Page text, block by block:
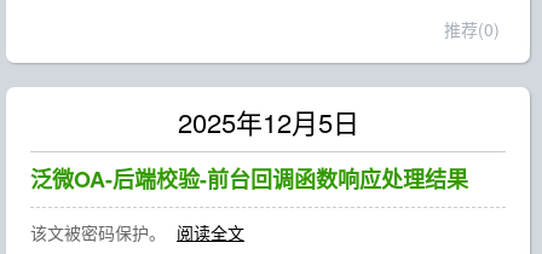
推荐(0)
2025年12月5日
泛微OA-后端校验-前台回调函数响应处理结果
该文被密码保护。
阅读全文